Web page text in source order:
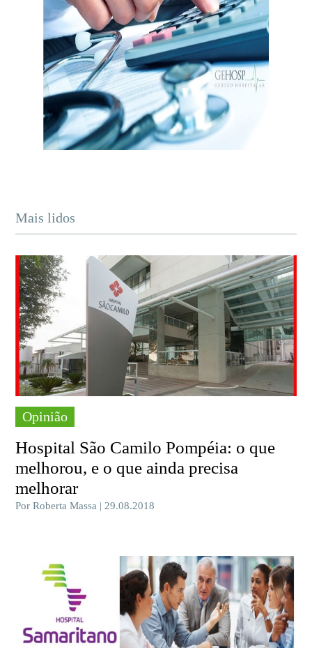
Mais lidos
Opinião
Hospital São Camilo Pompéia: o que
melhorou, e o que ainda precisa
melhorar
Por Roberta Massa | 29.08.2018